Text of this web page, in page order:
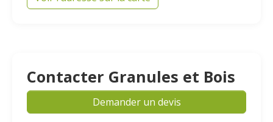
Contacter Granules et Bois
Demander un devis